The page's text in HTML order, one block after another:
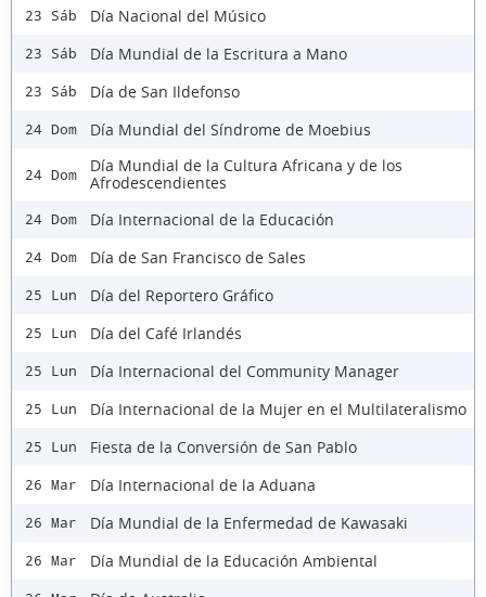
23 Sáb Día Nacional del Músico
23 Sáb Día Mundial de la Escritura a Mano
23 Sáb Día de San Ildefonso
24 Dom Día Mundial del Síndrome de Moebius
24 Dom
Día Mundial de la Cultura Africana y de los
Afrodescendientes
24 Dom Día Internacional de la Educación
24 Dom Día de San Francisco de Sales
25 Lun Día del Reportero Gráfico
25 Lun Día del Café Irlandés
25 Lun Día Internacional del Community Manager
25 Lun Día Internacional de la Mujer en el Multilateralismo
25 Lun Fiesta de la Conversión de San Pablo
26 Mar Día Internacional de la Aduana
26 Mar Día Mundial de la Enfermedad de Kawasaki
26 Mar Día Mundial de la Educación Ambiental